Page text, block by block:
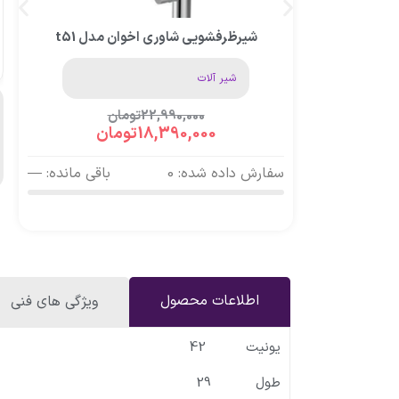
شیرظرفشویی شاوری اخوان مدل t51
شیر آلات
22,990,000تومان
18,390,000تومان
سفارش داده شده: 0 باقی مانده: —
اطلاعات محصول ویژگی های فنی
یونیت 42
طول 29